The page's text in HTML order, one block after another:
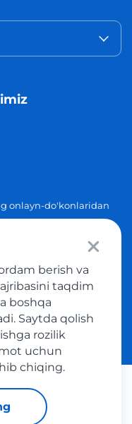
onlayn-do'konlaridan
Barcha huquqlar
shartlari
berish va
taqdim
boshqa
Saytda qolish
rozilik
uchun
chiqing.